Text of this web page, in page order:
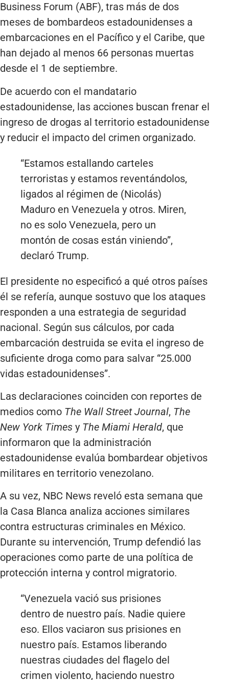
Business Forum (ABF), tras más de dos
meses de bombardeos estadounidenses a
embarcaciones en el Pacífico y el Caribe, que
han dejado al menos 66 personas muertas
desde el 1 de septiembre.
De acuerdo con el mandatario
estadounidense, las acciones buscan frenar el
ingreso de drogas al territorio estadounidense
y reducir el impacto del crimen organizado.
“Estamos estallando carteles
terroristas y estamos reventándolos,
ligados al régimen de (Nicolás)
Maduro en Venezuela y otros. Miren,
no es solo Venezuela, pero un
montón de cosas están viniendo”,
declaró Trump.
El presidente no especificó a qué otros países
él se refería, aunque sostuvo que los ataques
responden a una estrategia de seguridad
nacional. Según sus cálculos, por cada
embarcación destruida se evita el ingreso de
suficiente droga como para salvar “25.000
vidas estadounidenses”.
Las declaraciones coinciden con reportes de
medios como The Wall Street Journal, The
New York Times y The Miami Herald, que
informaron que la administración
estadounidense evalúa bombardear objetivos
militares en territorio venezolano.
A su vez, NBC News reveló esta semana que
la Casa Blanca analiza acciones similares
contra estructuras criminales en México.
Durante su intervención, Trump defendió las
operaciones como parte de una política de
protección interna y control migratorio.
“Venezuela vació sus prisiones
dentro de nuestro país. Nadie quiere
eso. Ellos vaciaron sus prisiones en
nuestro país. Estamos liberando
nuestras ciudades del flagelo del
crimen violento, haciendo nuestro